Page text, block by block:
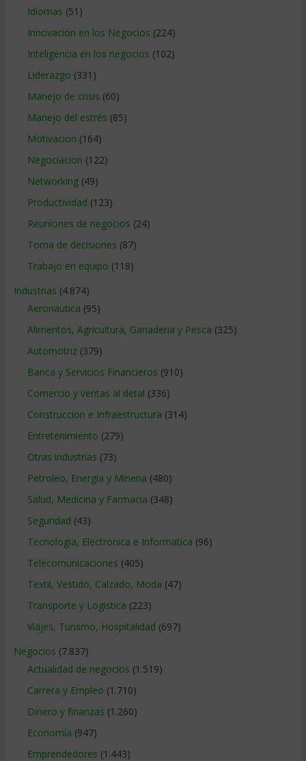
Idiomas (51)
Innovacion en los Negocios (224)
Inteligencia en los negocios (102)
Liderazgo (331)
Manejo de crisis (60)
Manejo del estrés (85)
Motivacion (164)
Negociacion (122)
Networking(49)
Productividad (123)
Reuniones de negocios (24)
Toma de decisiones (87)
Trabajo en equipo (118)
Industrias (4.874)
Aeronautica (95)
Alimentos, Agricultura, Ganaderia y Pesca (325)
Automotriz(379)
Banca y Servicios Financieros (910)
Comercio y ventas al detal (336)
Construccion e Infraestructura (314)
Entretenimiento (279)
Otras industrias (73)
Petroleo, Energia y Mineria (480)
Salud, Medicina y Farmacia (348)
Seguridad (43)
Tecnologia, Electronica e Informatica (96)
Telecomunicaciones (405)
Textil, Vestido, Calzado, Moda (47)
Transporte y Logistica (223)
Viajes, Turismo, Hospitalidad (697)
Negocios (7.837)
Actualidad de negocios (1.519)
Carrera y Empleo (1.710)
Dinero y finanzas (1.260)
Economía (947)
Emprendedores (1.443)